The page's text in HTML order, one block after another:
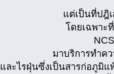
แต่เป็นที่ปฎิ
โดยเฉพาะ
มาบริการทำค
และไรฝุ่นซึ่งเป็นสารก่อภูมิ